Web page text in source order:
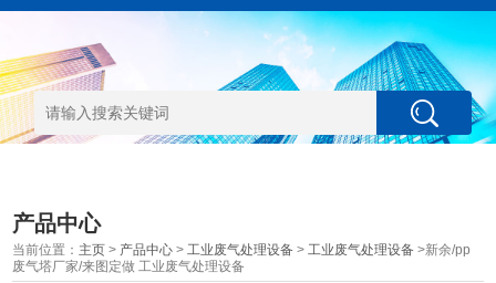
产品中心
当前位置： 主页 > 产品中心 >工业废气处理设备 >工业废气处理设备 >新余/pp
废气塔厂家/来图定做 工业废气处理设备